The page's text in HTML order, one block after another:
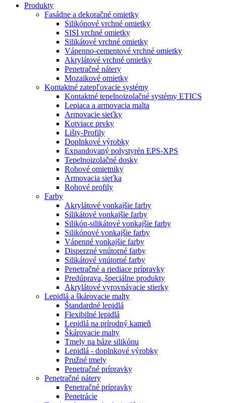
Produkty
Fasádne a dekoračné omietky
Silikónové vrchné omietky
SISI vrchné omietky
Silikátové vrchné omietky
Vápenno-cementové vrchné omietky
Akrylátové vrchné omietky
Penetračné nátery
Mozaikové omietky
Kontaktné zatepľovacie systémy
Kontaktné tepelnoizolačné systémy ETICS
Lepiaca a armovacia malta
Armovacie sieťky
Kotviace prvky
Lišty-Profily
Doplnkové výrobky
Expandovaný polystyrén EPS-XPS
Tepelnoizolačné dosky
Rohové omietniky
Armovacia sieťka
Rohové profily
Farby
Akrylátové vonkajšie farby
Silikátové vonkajšie farby
Silikón-silikátové vonkajšie farby
Silikónové vonkajšie farby
Vápenné vonkajšie farby
Disperzné vnútorné farby
Silikátové vnútorné farby
Penetračné a riediace prípravky
Predúprava, špeciálne produkty
Akrylátové vyrovnávacie stierky
Lepidlá a škárovacie malty
Štandardné lepidlá
Flexibilné lepidlá
Lepidlá na prírodný kameň
Škárovacie malty
Tmely na báze silikónu
Lepidlá - doplnkové výrobky
Pružné tmely
Penetračné prípravky
Penetračné nátery
Penetračné prípravky
Penetrácie